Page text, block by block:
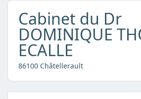
Cabinet du Dr
DOMINIQUE
ECALLE
86100 Châtellerault